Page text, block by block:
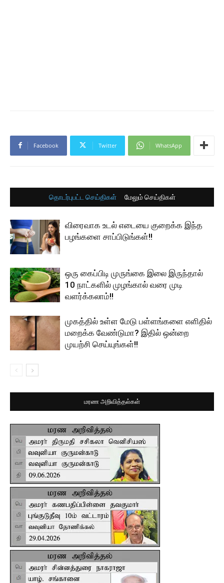
Facebook Twitter WhatsApp
தொடர்புபட்ட செய்திகள் மேலும் செய்திகள்
விரைவாக உடல் எடையை குறைக்க இந்த
பழங்களை சாப்பிடுங்கள்!!
ஒரு கைப்பிடி முருங்கை இலை இருந்தால்
10 நாட்களில் முழங்கால் வரை முடி
வளர்க்கலாம்!!
முகத்தில் உள்ள மேடு பள்ளங்களை எளிதில்
மறைக்க வேண்டுமா? இதில் ஒன்றை
முயற்சி செய்யுங்கள்!!
மரண அறிவித்தல்கள்